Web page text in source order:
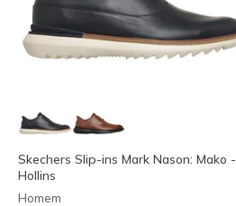
Skechers Slip-ins Mark Nason: Mako -
Hollins
Homem